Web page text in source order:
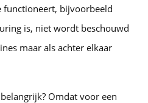
functioneert, bijvoorbeeld
is, niet wordt beschouwd
maar als achter elkaar
Omdat voor een